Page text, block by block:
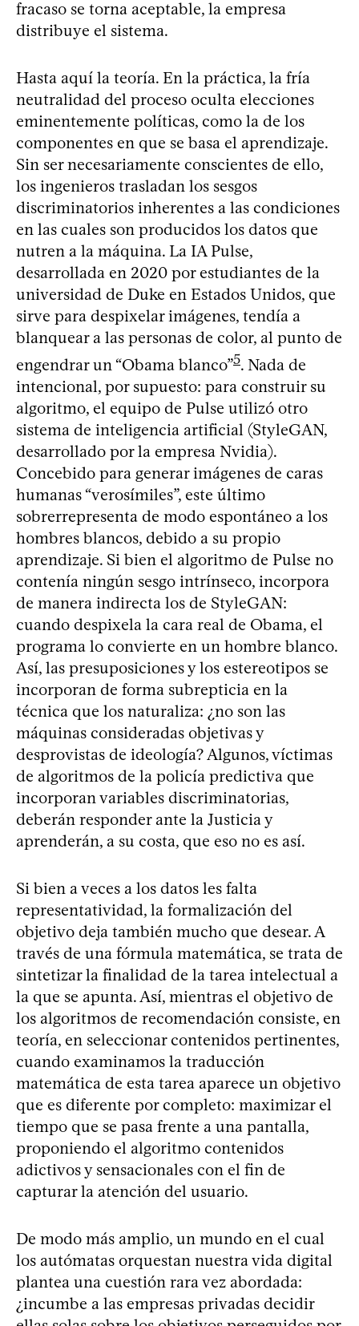
fracaso se torna aceptable, la empresa
distribuye el sistema.
Hasta aquí la teoría. En la práctica, la fría
neutralidad del proceso oculta elecciones
eminentemente políticas, como la de los
componentes en que se basa el aprendizaje.
Sin ser necesariamente conscientes de ello,
los ingenieros trasladan los sesgos
discriminatorios inherentes a las condiciones
en las cuales son producidos los datos que
nutren a la máquina. La IA Pulse,
desarrollada en 2020 por estudiantes de la
universidad de Duke en Estados Unidos, que
sirve para despixelar imágenes, tendía a
blanquear a las personas de color, al punto de
engendrar un “Obama blanco”5. Nada de
intencional, por supuesto: para construir su
algoritmo, el equipo de Pulse utilizó otro
sistema de inteligencia artificial (StyleGAN,
desarrollado por la empresa Nvidia).
Concebido para generar imágenes de caras
humanas “verosímiles”, este último
sobrerrepresenta de modo espontáneo a los
hombres blancos, debido a su propio
aprendizaje. Si bien el algoritmo de Pulse no
contenía ningún sesgo intrínseco, incorpora
de manera indirecta los de StyleGAN:
cuando despixela la cara real de Obama, el
programa lo convierte en un hombre blanco.
Así, las presuposiciones y los estereotipos se
incorporan de forma subrepticia en la
técnica que los naturaliza: ¿no son las
máquinas consideradas objetivas y
desprovistas de ideología? Algunos, víctimas
de algoritmos de la policía predictiva que
incorporan variables discriminatorias,
deberán responder ante la Justicia y
aprenderán, a su costa, que eso no es así.
Si bien a veces a los datos les falta
representatividad, la formalización del
objetivo deja también mucho que desear. A
través de una fórmula matemática, se trata de
sintetizar la finalidad de la tarea intelectual a
la que se apunta. Así, mientras el objetivo de
los algoritmos de recomendación consiste, en
teoría, en seleccionar contenidos pertinentes,
cuando examinamos la traducción
matemática de esta tarea aparece un objetivo
que es diferente por completo: maximizar el
tiempo que se pasa frente a una pantalla,
proponiendo el algoritmo contenidos
adictivos y sensacionales con el fin de
capturar la atención del usuario.
De modo más amplio, un mundo en el cual
los autómatas orquestan nuestra vida digital
plantea una cuestión rara vez abordada:
¿incumbe a las empresas privadas decidir